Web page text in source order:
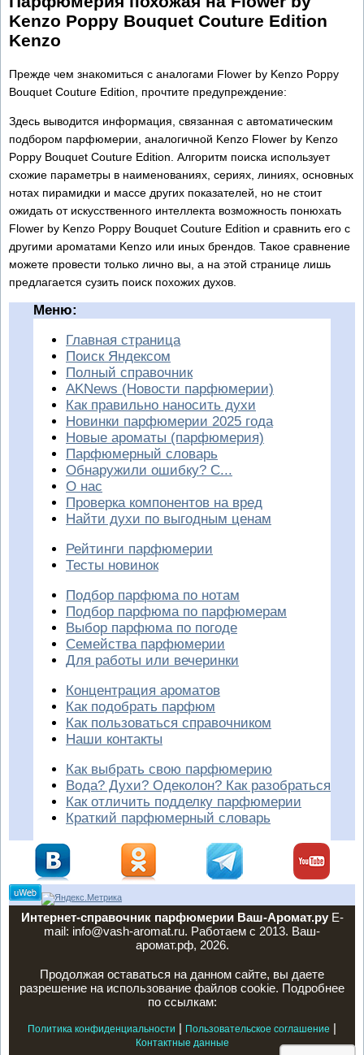
Kenzo Poppy Bouquet Couture Edition
Kenzo
Прежде чем знакомиться с аналогами Flower by Kenzo Poppy
Bouquet Couture Edition, прочтите предупреждение:
Здесь выводится информация, связанная с автоматическим
подбором парфюмерии, аналогичной Kenzo Flower by Kenzo
Poppy Bouquet Couture Edition. Алгоритм поиска использует
схожие параметры в наименованиях, сериях, линиях, основных
нотах пирамидки и массе других показателей, но не стоит
ожидать от искусственного интеллекта возможность понюхать
Flower by Kenzo Poppy Bouquet Couture Edition и сравнить его с
другими ароматами Kenzo или иных брендов. Такое сравнение
можете провести только лично вы, а на этой странице лишь
предлагается сузить поиск похожих духов.
Меню:
Главная страница
Поиск Яндексом
Полный справочник
AKNews (Новости парфюмерии)
Как правильно наносить духи
Новинки парфюмерии 2025 года
Новые ароматы (парфюмерия)
Парфюмерный словарь
Обнаружили ошибку? С...
О нас
Проверка компонентов на вред
Найти духи по выгодным ценам
Рейтинги парфюмерии
Тесты новинок
Подбор парфюма по нотам
Подбор парфюма по парфюмерам
Выбор парфюма по погоде
Семейства парфюмерии
Для работы или вечеринки
Концентрация ароматов
Как подобрать парфюм
Как пользоваться справочником
Наши контакты
Как выбрать свою парфюмерию
Вода? Духи? Одеколон? Как разобраться
Как отличить подделку парфюмерии
Краткий парфюмерный словарь
Интернет-справочник парфюмерии Ваш-Аромат.руE-
mail: info@vash-aromat.ru. Работаем с 2013. Ваш-
аромат.рф, 2026.
Продолжая оставаться на данном сайте, вы даете
разрешение на использование файлов cookie. Подробнее
по ссылкам:
Политика конфиденциальности | Пользовательское соглашение |
Контактные данные